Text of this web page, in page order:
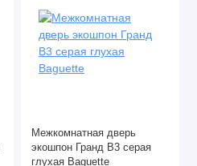
Межкомнатная дверь
экошпон Гранд В3 серая
глухая Baguette